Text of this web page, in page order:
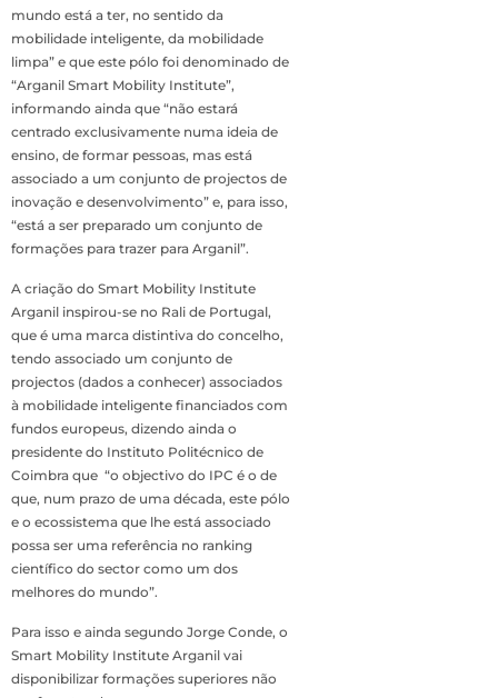
mundo está a ter, no sentido da
mobilidade inteligente, da mobilidade
limpa” e que este pólo foi denominado de
“Arganil Smart Mobility Institute”,
informando ainda que “não estará
centrado exclusivamente numa ideia de
ensino, de formar pessoas, mas está
associado a um conjunto de projectos de
inovação e desenvolvimento” e, para isso,
“está a ser preparado um conjunto de
formações para trazer para Arganil”.
A criação do Smart Mobility Institute
Arganil inspirou-se no Rali de Portugal,
que é uma marca distintiva do concelho,
tendo associado um conjunto de
projectos (dados a conhecer) associados
à mobilidade inteligente financiados com
fundos europeus, dizendo ainda o
presidente do Instituto Politécnico de
Coimbra que “o objectivo do IPC é o de
que, num prazo de uma década, este pólo
e o ecossistema que lhe está associado
possa ser uma referência no ranking
científico do sector como um dos
melhores do mundo”.
Para isso e ainda segundo Jorge Conde, o
Smart Mobility Institute Arganil vai
disponibilizar formações superiores não